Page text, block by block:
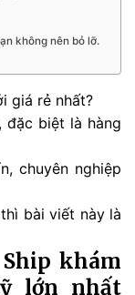
không nên bỏ lỡ.
giá rẻ nhất?
đặc biệt là hàng
chuyên nghiệp
bài viết này là
Ship khám
lớn nhất